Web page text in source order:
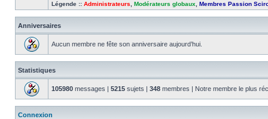
Légende :: Administrateurs Modérateurs globaux Membres Passion
Anniversaires
Aucun membre ne fête son anniversaire aujourd’hui.
Statistiques
105980 messages | 5215 sujets | 348 membres | Notre membre le plus
Connexion